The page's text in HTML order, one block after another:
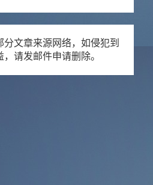
分文章来源网络，如侵犯到
，请发邮件申请删除。